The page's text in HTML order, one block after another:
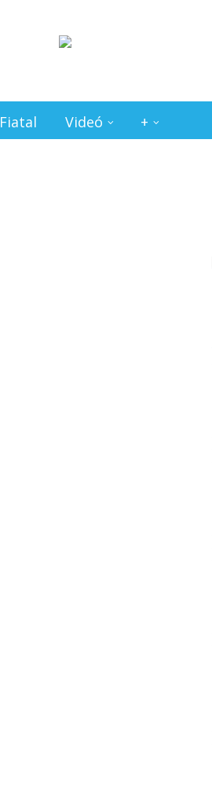
Fiatal Videó +